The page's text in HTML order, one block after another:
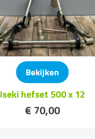
Bekijken
Iseki hefset 500 x 12
€ 70,00